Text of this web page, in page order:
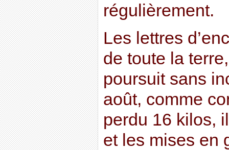
régulièrement.
Les lettres
de toute la
poursuit sans
août, comme
perdu 16 kilos,
et les mises en